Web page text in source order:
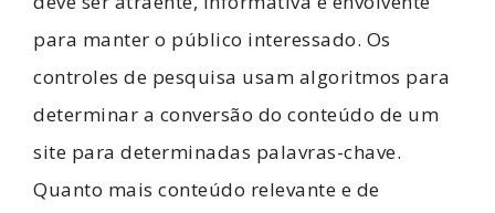
para manter o público interessado. Os
controles de pesquisa usam algoritmos para
determinar a conversão do conteúdo de um
site para determinadas palavras-chave.
Quanto mais conteúdo relevante e de